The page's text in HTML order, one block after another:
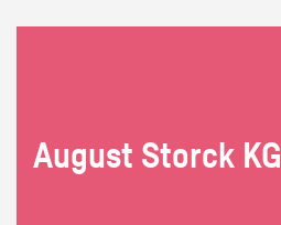
Au­gust Storck KG